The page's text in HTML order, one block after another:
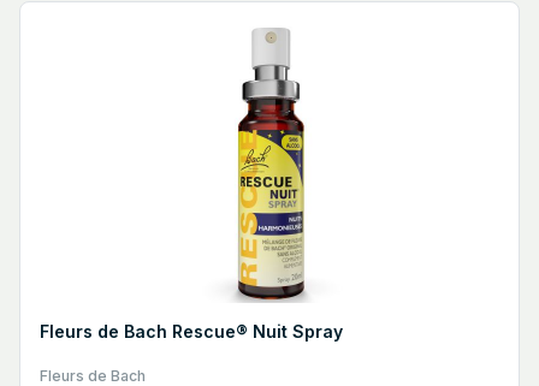
Fleurs de Bach Rescue® Nuit Spray
Fleurs de Bach